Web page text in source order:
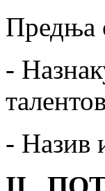
Предња
-
- Назив